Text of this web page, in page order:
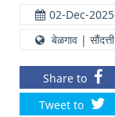
02-Dec-2025
बेळगाव | सौंदत्ती
Share to
Tweet to